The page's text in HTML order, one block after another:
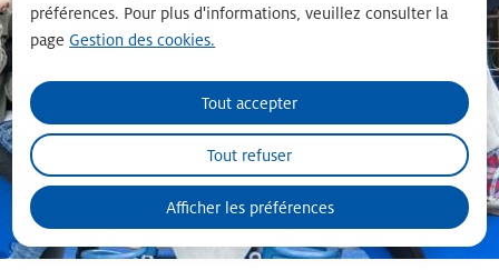
préférences. Pour plus d'informations, veuillez consulter la
page Gestion des cookies.
Afficher les préférences
Tout accepter
Tout refuser